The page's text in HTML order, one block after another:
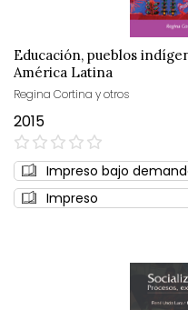
Educación, pueblos
América Latina
Regina Cortina y otros
2015
0%
Impreso bajo
Impreso